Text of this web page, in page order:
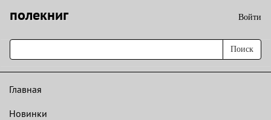
полекниг Войти
Поиск
Главная
Новинки